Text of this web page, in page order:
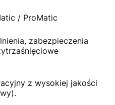
/ ProMatic
zabezpieczenia
z wysokiej jakości